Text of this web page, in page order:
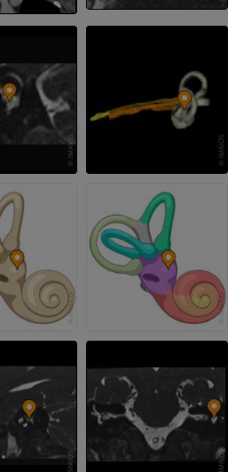
Antepié RM
ATC de la extremidad
inferior
TAC
Pierna (arterias y huesos)
GRATIS
Arteriografía de miembros
inferiores
Angiografía
GRATIS